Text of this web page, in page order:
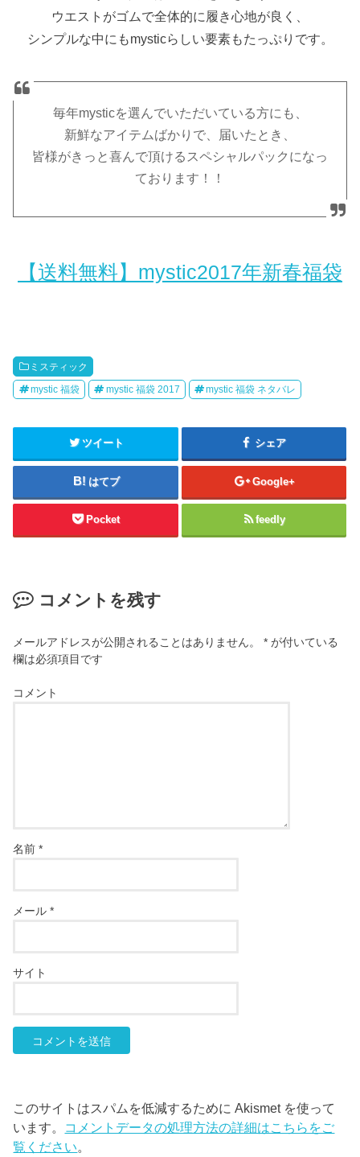
ウエストがゴムで全体的に履き心地が良く、
シンプルな中にもmysticらしい要素もたっぷりです。
毎年mysticを選んでいただいている方にも、
新鮮なアイテムばかりで、届いたとき、
皆様がきっと喜んで頂けるスペシャルパックになっ
ております！！
【送料無料】mystic2017年新春福袋
ミスティック
mystic 福袋 mystic 福袋 2017 mystic 福袋 ネタバレ
ツイート シェア
はてブ Google+
Pocket feedly
コメントを残す
メールアドレスが公開されることはありません。 * が付いている
欄は必須項目です
コメント
名前*
メール*
サイト
このサイトはスパムを低減するために Akismet を使って
います。 コメントデータの処理方法の詳細はこちらをご
覧ください。